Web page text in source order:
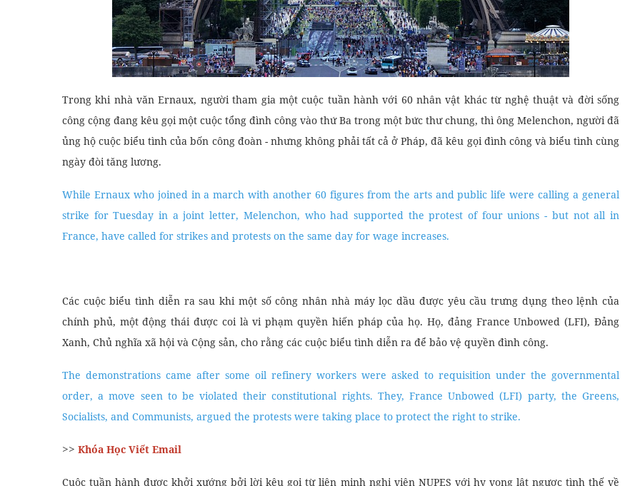
Trong khi nhà văn Ernaux, người tham gia một cuộc tuần hành với 60 nhân vật khác từ nghệ thuật và đời sống
công cộng đang kêu gọi một cuộc tổng đình công vào thứ Ba trong một bức thư chung, thì ông Melenchon, người đã
ủng hộ cuộc biểu tình của bốn công đoàn - nhưng không phải tất cả ở Pháp, đã kêu gọi đình công và biểu tình cùng
ngày đòi tăng lương.
While Ernaux who joined in a march with another 60 figures from the arts and public life were calling a general
strike for Tuesday in a joint letter, Melenchon, who had supported the protest of four unions - but not all in
France, have called for strikes and protests on the same day for wage increases.
Các cuộc biểu tình diễn ra sau khi một số công nhân nhà máy lọc dầu được yêu cầu trưng dụng theo lệnh của
chính phủ, một động thái được coi là vi phạm quyền hiến pháp của họ. Họ, đảng France Unbowed (LFI), Đảng
Xanh, Chủ nghĩa xã hội và Cộng sản, cho rằng các cuộc biểu tình diễn ra để bảo vệ quyền đình công.
The demonstrations came after some oil refinery workers were asked to requisition under the governmental
order, a move seen to be violated their constitutional rights. They, France Unbowed (LFI) party, the Greens,
Socialists, and Communists, argued the protests were taking place to protect the right to strike.
>> Khóa Học Viết Email
Cuộc tuần hành được khởi xướng bởi lời kêu gọi từ liên minh nghị viện NUPES với hy vọng lật ngược tình thế về